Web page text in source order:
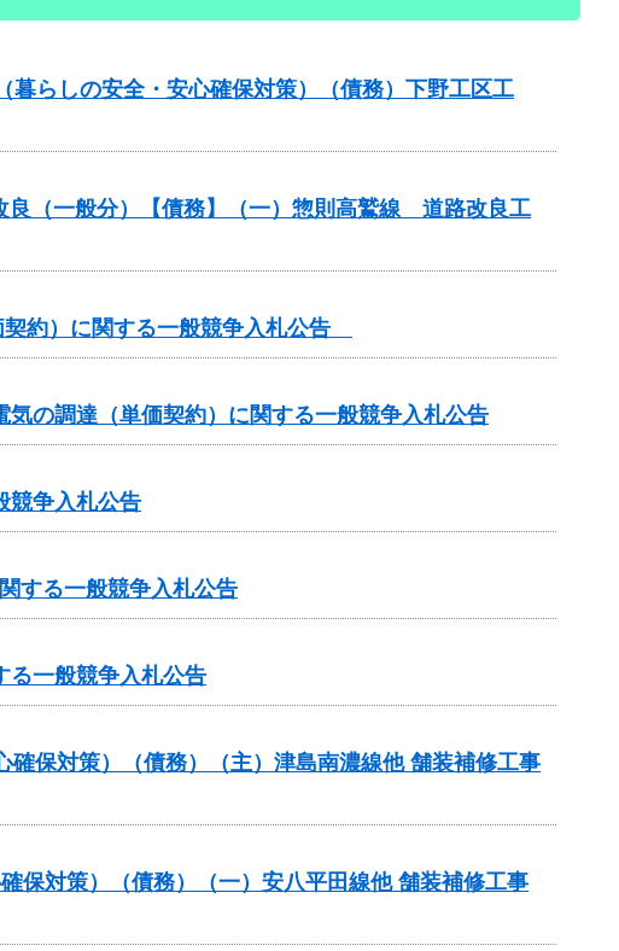
らしの安全・安心確保対策）（債務）下野工区工
（一般分）【債務】（一）惣則高鷲線 道路改良工
約）に関する一般競争入札公告
の調達（単価契約）に関する一般競争入札公告
競争入札公告
する一般競争入札公告
る一般競争入札公告
保対策）（債務）（主）津島南濃線他 舗装補修工事
保対策）（債務）（一）安八平田線他 舗装補修工事